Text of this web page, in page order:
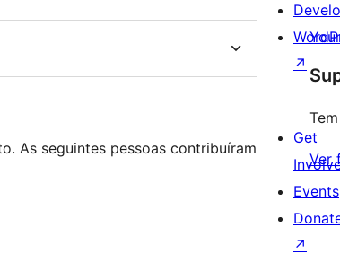
As seguintes pessoas contribuíram
Ver
↗
Get
Events
↗